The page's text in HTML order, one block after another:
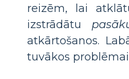
reizēm, lai
izstrādātu
atkārtošanos.
tuvākos